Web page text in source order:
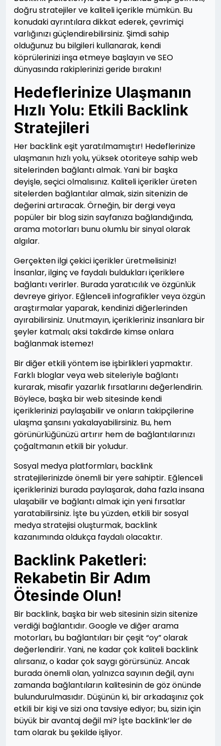
doğru stratejiler ve kaliteli içerikle mümkün. Bu
konudaki ayrıntılara dikkat ederek, çevrimiçi
varlığınızı güçlendirebilirsiniz. Şimdi sahip
olduğunuz bu bilgileri kullanarak, kendi
köprülerinizi inşa etmeye başlayın ve SEO
dünyasında rakiplerinizi geride bırakın!
Hedeflerinize Ulaşmanın
Hızlı Yolu: Etkili Backlink
Stratejileri
Her backlink eşit yaratılmamıştır! Hedeflerinize
ulaşmanın hızlı yolu, yüksek otoriteye sahip web
sitelerinden bağlantı almak. Yani bir başka
deyişle, seçici olmalısınız. Kaliteli içerikler üreten
sitelerden bağlantılar almak, sizin sitenizin de
değerini artıracak. Örneğin, bir dergi veya
popüler bir blog sizin sayfanıza bağlandığında,
arama motorları bunu olumlu bir sinyal olarak
algılar.
Gerçekten ilgi çekici içerikler üretmelisiniz!
İnsanlar, ilginç ve faydalı buldukları içeriklere
bağlantı verirler. Burada yaratıcılık ve özgünlük
devreye giriyor. Eğlenceli infografikler veya özgün
araştırmalar yaparak, kendinizi diğerlerinden
ayırabilirsiniz. Unutmayın, içerikleriniz insanlara bir
şeyler katmalı; aksi takdirde kimse onlara
bağlanmak istemez!
Bir diğer etkili yöntem ise işbirlikleri yapmaktır.
Farklı bloglar veya web siteleriyle bağlantı
kurarak, misafir yazarlık fırsatlarını değerlendirin.
Böylece, başka bir web sitesinde kendi
içeriklerinizi paylaşabilir ve onların takipçilerine
ulaşma şansını yakalayabilirsiniz. Bu, hem
görünürlüğünüzü artırır hem de bağlantılarınızı
çoğaltmanın etkili bir yoludur.
Sosyal medya platformları, backlink
stratejilerinizde önemli bir yere sahiptir. Eğlenceli
içeriklerinizi burada paylaşarak, daha fazla insana
ulaşabilir ve bağlantı almak için yeni fırsatlar
yaratabilirsiniz. İşte bu yüzden, etkili bir sosyal
medya stratejisi oluşturmak, backlink
kazanımında oldukça faydalı olacaktır.
Backlink Paketleri:
Rekabetin Bir Adım
Ötesinde Olun!
Bir backlink, başka bir web sitesinin sizin sitenize
verdiği bağlantıdır. Google ve diğer arama
motorları, bu bağlantıları bir çeşit “oy” olarak
değerlendirir. Yani, ne kadar çok kaliteli backlink
alırsanız, o kadar çok saygı görürsünüz. Ancak
burada önemli olan, yalnızca sayının değil, aynı
zamanda bağlantıların kalitesinin de göz önünde
bulundurulmasıdır. Düşünün ki, bir arkadaşınız çok
etkili bir kişi ve sizi ona tavsiye ediyor; bu, sizin için
büyük bir avantaj değil mi? İşte backlink’ler de
tam olarak bu şekilde işliyor.